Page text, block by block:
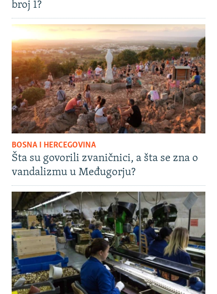
broj 1?
BOSNA I HERCEGOVINA
Šta su govorili zvaničnici, a šta se zna o
vandalizmu u Međugorju?